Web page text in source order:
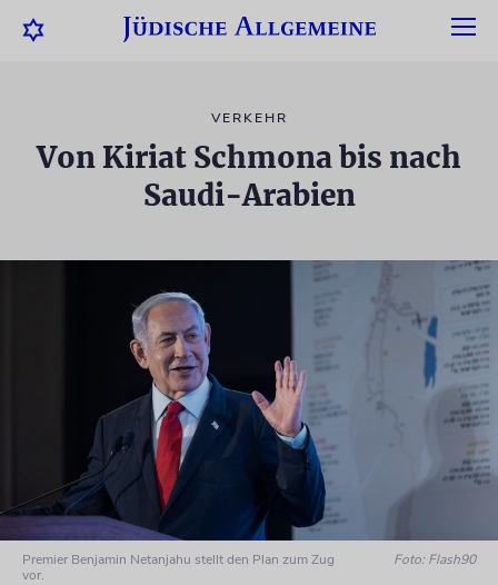
VERKEHR
Von Kiriat Schmona bis nach
Saudi-Arabien
Premier Benjamin Netanjahu stellt den Plan zum Zug
vor.
Foto: Flash90